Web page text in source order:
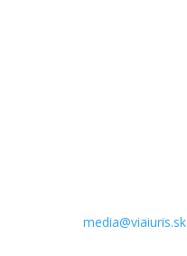
media@viaiuris.sk